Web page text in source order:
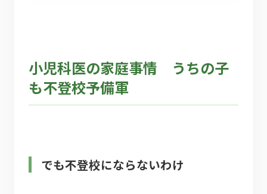
小児科医の家庭事情 うちの子
も不登校予備軍
でも不登校にならないわけ